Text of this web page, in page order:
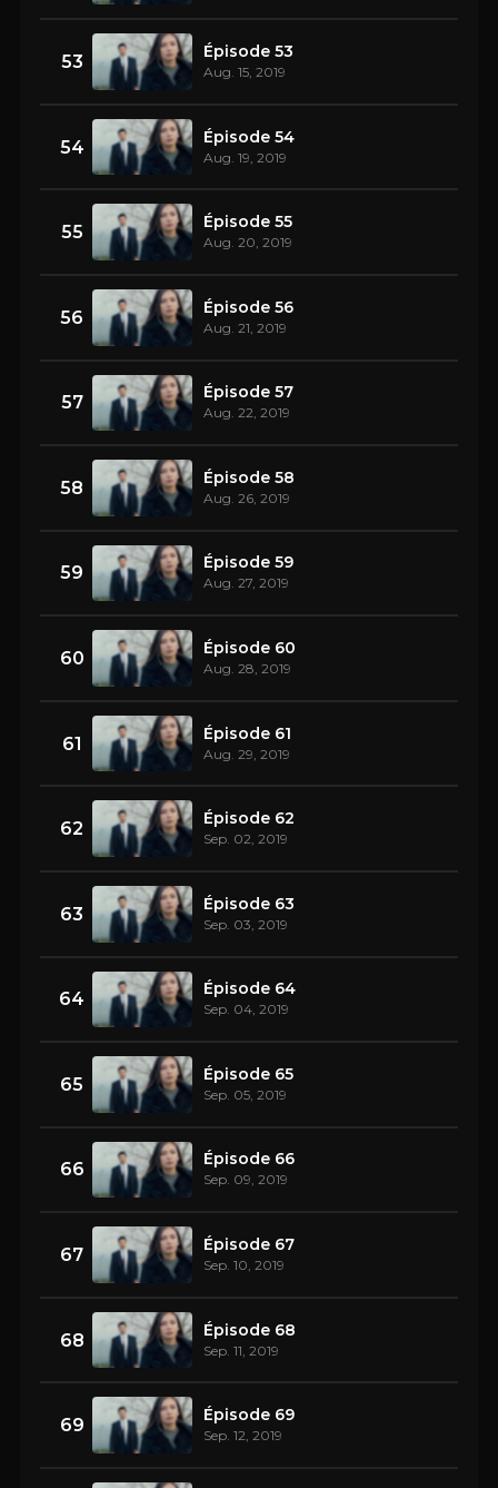
53 Épisode 53
Aug. 15, 2019
54 Épisode 54
Aug. 19, 2019
55 Épisode 55
Aug. 20, 2019
56 Épisode 56
Aug. 21, 2019
57 Épisode 57
Aug. 22, 2019
58 Épisode 58
Aug. 26, 2019
59 Épisode 59
Aug. 27, 2019
60 Épisode 60
Aug. 28, 2019
61 Épisode 61
Aug. 29, 2019
62 Épisode 62
Sep. 02, 2019
63 Épisode 63
Sep. 03, 2019
64 Épisode 64
Sep. 04, 2019
65 Épisode 65
Sep. 05, 2019
66 Épisode 66
Sep. 09, 2019
67 Épisode 67
Sep. 10, 2019
68 Épisode 68
Sep. 11, 2019
69 Épisode 69
Sep. 12, 2019